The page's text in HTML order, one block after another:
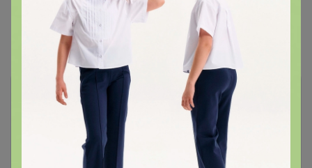
Показаны записи 1-8 из .